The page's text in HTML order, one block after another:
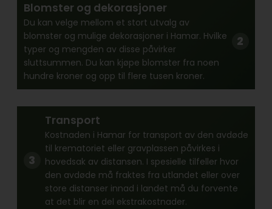
Blomster og dekorasjoner
Du kan velge mellom et stort utvalg av
blomster og mulige dekorasjoner i Hamar. Hvilke
typer og mengden av disse påvirker
sluttsummen. Du kan kjøpe blomster fra noen
hundre kroner og opp til flere tusen kroner.
Transport
Kostnaden i Hamar for transport av den avdøde
til krematoriet eller gravplassen påvirkes i
hovedsak av distansen. I spesielle tilfeller hvor
den avdøde må fraktes fra utlandet eller over
store distanser innad i landet må du forvente
at det blir en del ekstrakostnader.